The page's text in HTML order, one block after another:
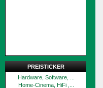
PREISTICKER
Hardware, Software, ...
Home-Cinema, HiFi ,...